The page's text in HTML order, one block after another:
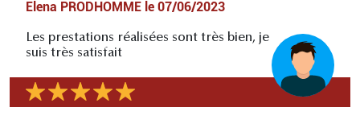
Elena PRODHOMME le 07/06/2023
Les prestations réalisées sont très bien, je
suis très satisfait